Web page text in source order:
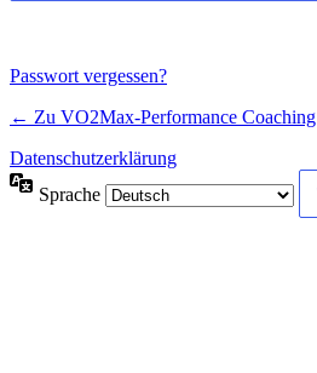
Passwort vergessen?
← Zu VO2Max-Performance Coaching
Datenschutzerklärung
Sprache